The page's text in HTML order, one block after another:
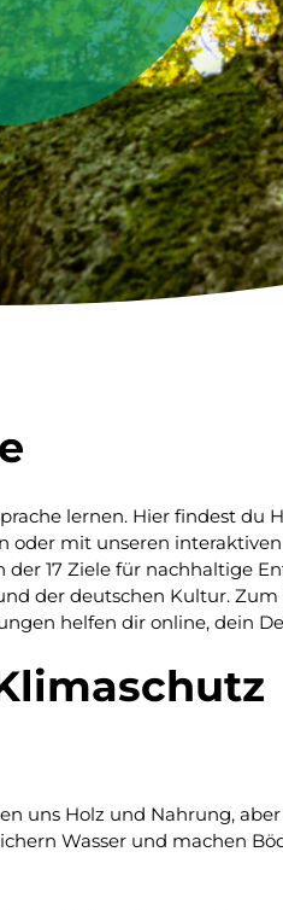
lernen. Hier findest du
mit unseren
17 Ziele für nachhaltige
der deutschen Kultur. Zum
helfen dir online, dein
uns Holz und Nahrung,
Wasser und machen